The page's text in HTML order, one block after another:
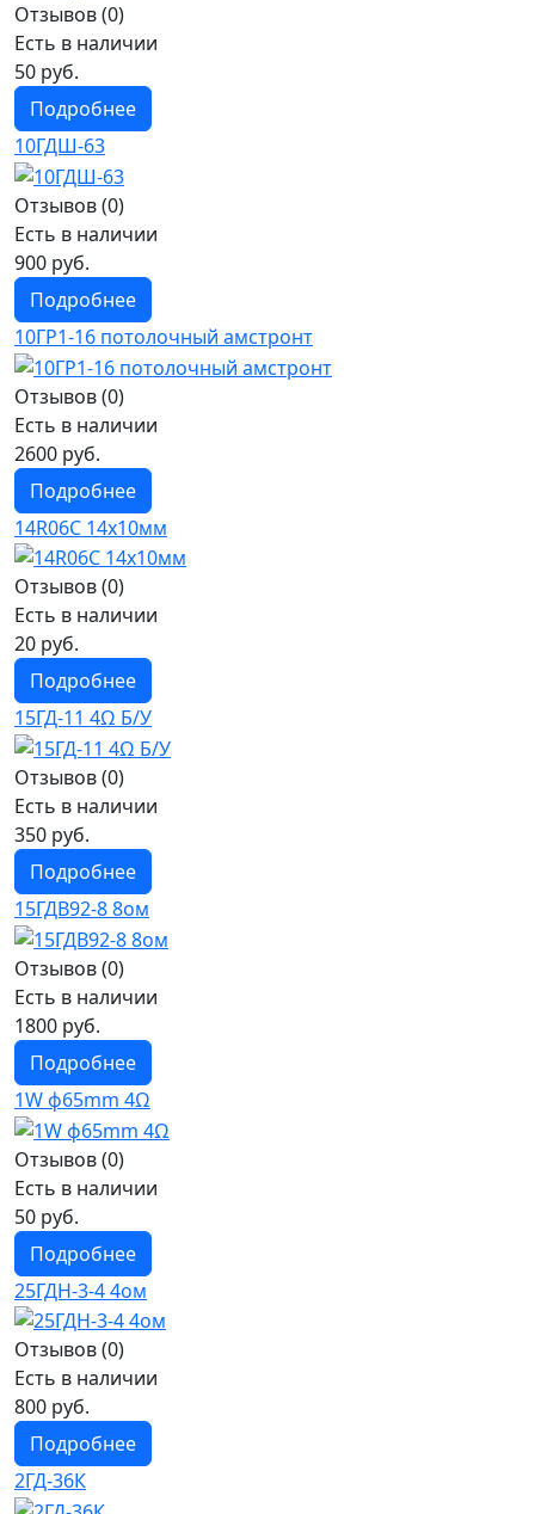
Отзывов (0)
Есть в наличии
50 руб.
Подробнее
10ГДШ-63
Отзывов (0)
Есть в наличии
900 руб.
Подробнее
10ГР1-16 потолочный амстронт
Отзывов (0)
Есть в наличии
2600 руб.
Подробнее
14R06C 14х10мм
Отзывов (0)
Есть в наличии
20 руб.
Подробнее
15ГД-11 4Ω Б/У
Отзывов (0)
Есть в наличии
350 руб.
Подробнее
15ГДВ92-8 8ом
Отзывов (0)
Есть в наличии
1800 руб.
Подробнее
1W ф65mm 4Ω
Отзывов (0)
Есть в наличии
50 руб.
Подробнее
25ГДН-3-4 4ом
Отзывов (0)
Есть в наличии
800 руб.
Подробнее
2ГД-36К